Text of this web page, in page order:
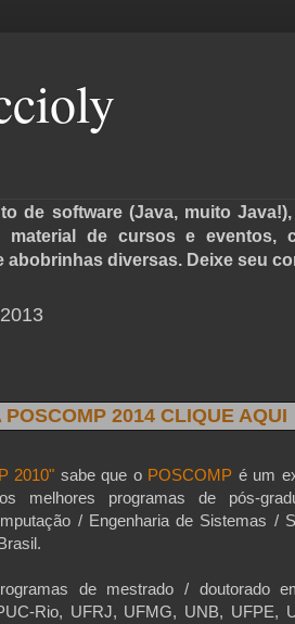
de software (Java, muito
material de cursos e eventos,
abobrinhas diversas. Deixe seu
POSCOMP 2014 CLIQUE AQUI
2010" sabe que o POSCOMP é um
melhores programas de pós-
/ Engenharia de Sistemas /
de mestrado / doutorado
Rio, UFRJ, UFMG, UNB, UFPE,